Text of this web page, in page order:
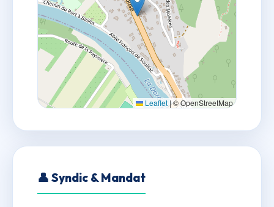
Leaflet |© OpenStreetMap
👤 Syndic & Mandat